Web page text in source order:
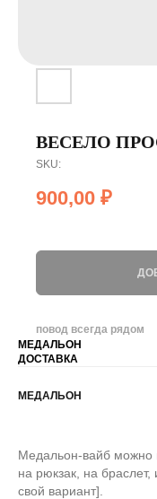
ВЕСЕЛО
SKU:
900,00 ₽
повод всегда рядом
МЕДАЛЬОН
ДОСТАВКА
МЕДАЛЬОН
Медальон-вайб можно
на рюкзак, на браслет,
свой вариант].